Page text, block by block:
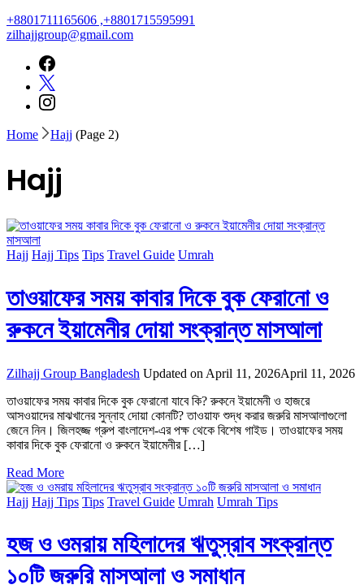
+8801711165606 ,+8801715595991
zilhajjgroup@gmail.com
Home Hajj (Page 2)
Hajj
Hajj Hajj Tips Tips Travel Guide Umrah
তাওয়াফের সময় কাবার দিকে বুক ফেরানো ও
রুকনে ইয়ামেনীর দোয়া সংক্রান্ত মাসআলা
Zilhajj Group Bangladesh Updated on April 11, 2026April 11, 2026
তাওয়াফের সময় কাবার দিকে বুক ফেরানো যাবে কি? রুকনে ইয়ামেনী ও হাজরে
আসওয়াদের মাঝখানের সুন্নাহ দোয়া কোনটি? তাওয়াফ শুদ্ধ করার জরুরি মাসআলাগুলো
জেনে নিন। জিলহজ্জ গ্রুপ বাংলাদেশ-এর পক্ষ থেকে বিশেষ গাইড। তাওয়াফের সময়
কাবার দিকে বুক ফেরানো ও রুকনে ইয়ামেনীর […]
Read More
Hajj Hajj Tips Tips Travel Guide Umrah Umrah Tips
হজ ও ওমরায় মহিলাদের ঋতুস্রাব সংক্রান্ত
১০টি জরুরি মাসআলা ও সমাধান